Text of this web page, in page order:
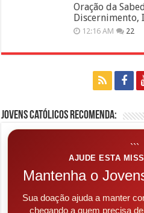
Oração da
Discernimento,
12:16 AM 22
Jovens Católicos Recomenda:
```
AJUDE ESTA
Mantenha o
Sua doação ajuda a manter
chegando a quem precisa